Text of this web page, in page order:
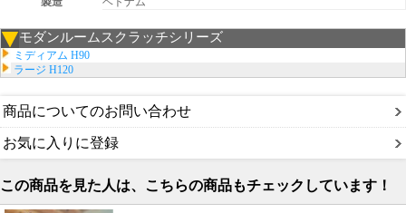
モダンルームスクラッチシリーズ
ミディアム H90
ラージ H120
商品についてのお問い合わせ
お気に入りに登録
この商品を見た人は、こちらの商品もチェックしています！